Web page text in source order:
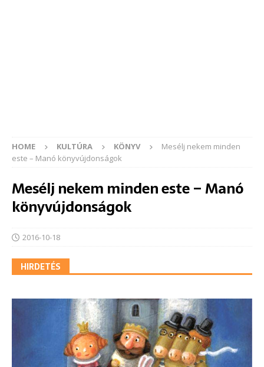
HOME KULTÚRA KÖNYV
Mesélj nekem minden
este – Manó könyvújdonságok
Mesélj nekem minden este – Manó
könyvújdonságok
2016-10-18
HIRDETÉS